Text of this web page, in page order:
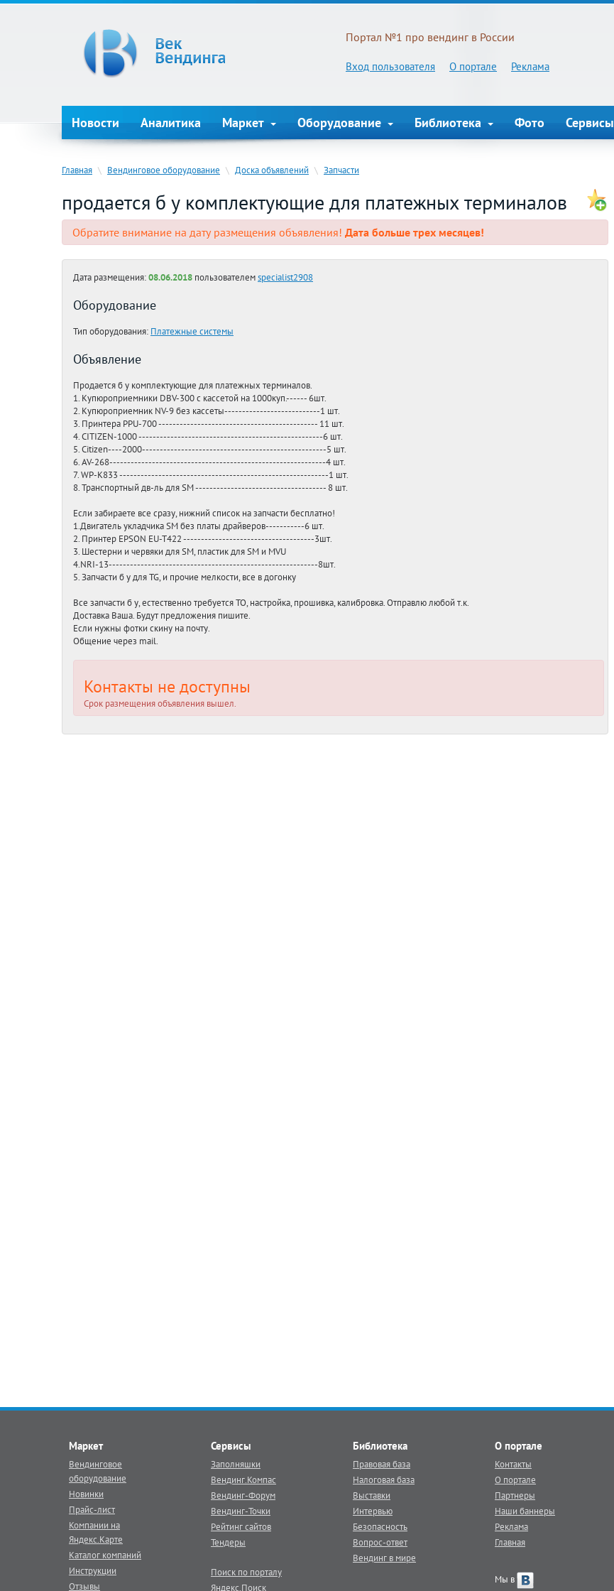
Портал №1 про вендинг в России
Вход пользователя О портале Реклама
Новости Аналитика Маркет Оборудование Библиотека Фото Сервисы
Главная \ Вендинговое оборудование \ Доска объявлений \ Запчасти
продается б у комплектующие для платежных терминалов
Обратите внимание на дату размещения объявления! Дата больше трех месяцев!
Дата размещения:08.06.2018 пользователемspecialist2908
Оборудование
Тип оборудования: Платежные системы
Объявление
Продается б у комплектующие для платежных терминалов.
1. Купюроприемники DBV-300 с кассетой на 1000куп.------ 6шт.
2. Купюроприемник NV-9 без кассеты---------------------------1 шт.
3. Принтера PPU-700 --------------------------------------------- 11 шт.
4. CITIZEN-1000 ----------------------------------------------------6 шт.
5. Citizen----2000----------------------------------------------------5 шт.
6. AV-268-------------------------------------------------------------4 шт.
7. WP-K833 -----------------------------------------------------------1 шт.
8. Транспортный дв-ль для SM ------------------------------------- 8 шт.
Если забираете все сразу, нижний список на запчасти бесплатно!
1.Двигатель укладчика SM без платы драйверов-----------6 шт.
2. Принтер EPSON EU-T422 -------------------------------------3шт.
3. Шестерни и червяки для SM, пластик для SM и MVU
4.NRI-13-----------------------------------------------------------8шт.
5. Запчасти б у для TG, и прочие мелкости, все в догонку
Все запчасти б у, естественно требуется ТО, настройка, прошивка, калибровка. Отправлю любой т.к.
Доставка Ваша. Будут предложения пишите.
Если нужны фотки скину на почту.
Общение через mail.
Контакты не доступны
Срок размещения объявления вышел.
Маркет
Вендинговое
оборудование
Новинки
Прайс-лист
Компании на
Яндекс.Карте
Каталог компаний
Инструкции
Отзывы
Сервисы
Заполняшки
Вендинг.Компас
Вендинг-Форум
Вендинг-Точки
Рейтинг сайтов
Тендеры
Поиск по порталу
Яндекс.Поиск
Библиотека
Правовая база
Налоговая база
Выставки
Интервью
Безопасность
Вопрос-ответ
Вендинг в мире
О портале
Контакты
О портале
Партнеры
Наши баннеры
Реклама
Главная
Мы в